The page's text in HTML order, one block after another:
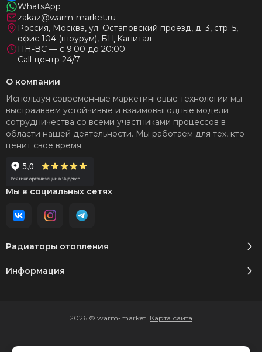
WhatsApp
zakaz@warm-market.ru
Россия, Москва, ул. Остаповский проезд, д. 3, стр. 5,
офис 104 (шоурум), БЦ Капитал
ПН-ВС — с 9:00 до 20:00
Call-центр 24/7
Радиаторы отопления
Информация
О компании
Используя современные маркетинговые технологии мы
выстраиваем устойчивые и взаимовыгодные модели
сотрудничества со всеми участниками процессов в
области нашей деятельности. Мы работаем для тех, кто
ценит свое время.
Мы в социальных сетях
2026 © warm-market. Карта сайта